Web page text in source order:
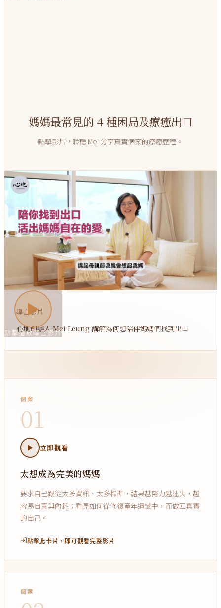
媽媽最常見的 4 種困局及療癒出口
點擊影片，聆聽 Mei 分享真實個案的療癒歷程。
點擊播放導言影片
導言影片
心地創辦人 Mei Leung 講解為何想陪伴媽媽們找到出口
個案
01
立即觀看
太想成為完美的媽媽
要求自己跟從太多資訊、太多標準，結果越努力越迷失，越
容易自責與內耗；看見如何從修復童年遺憾中，而做回真實
的自己。
點擊此卡片，即可觀看完整影片
個案